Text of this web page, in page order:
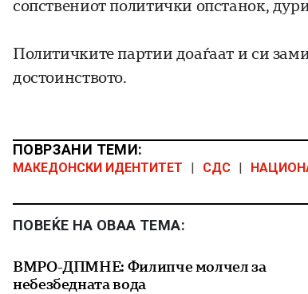
сопствениот политички опстанок,
Политичките партии доаѓаат и си
достоинството.
ПОВРЗАНИ ТЕМИ:
МАКЕДОНСКИ ИДЕНТИТЕТ СДС
ПОВЕЌЕ НА ОВАА ТЕМА:
ВМРО-ДПМНЕ: Филипче молчел за
небезбедната вода